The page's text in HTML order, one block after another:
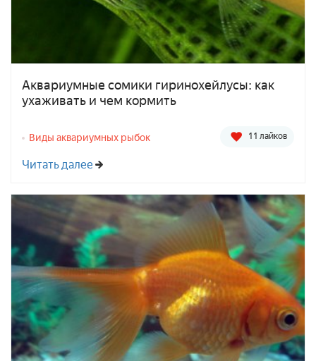
Аквариумные сомики гиринохейлусы: как
ухаживать и чем кормить
Виды аквариумных рыбок 11 лайков
Читать далее